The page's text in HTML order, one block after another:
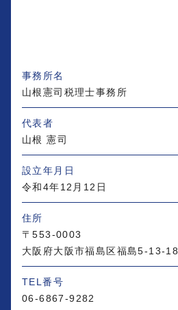
事務所名
山根憲司税理士事務所
代表者
山根 憲司
設立年月日
令和4年12月12日
住所
〒553-0003
大阪府大阪市福島区福島5-13-18
TEL番号
06-6867-9282